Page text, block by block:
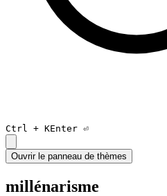
Ctrl + KEnter ⏎
Ouvrir le panneau de thèmes
millénarisme